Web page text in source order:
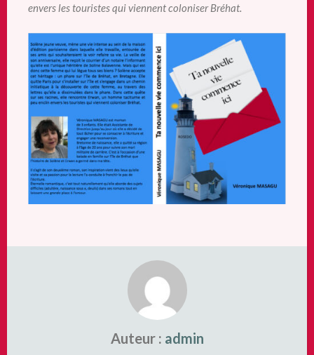
envers les touristes qui viennent coloniser Bréhat.
Auteur : admin